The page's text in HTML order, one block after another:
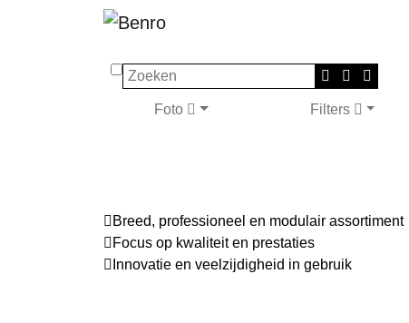
Zoeken
Foto Filters
Breed, professioneel en modulair assortiment
Focus op kwaliteit en prestaties
Innovatie en veelzijdigheid in gebruik